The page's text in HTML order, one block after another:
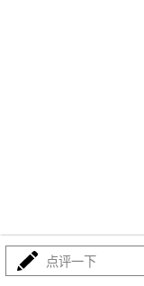
点评一下